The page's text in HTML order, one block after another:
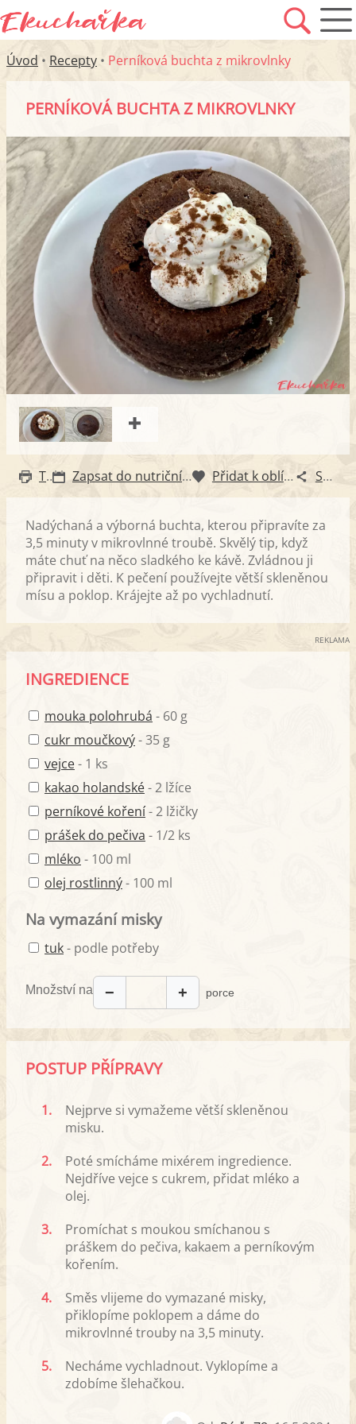
Úvod • Recepty • Perníková buchta z mikrovlnky
PERNÍKOVÁ BUCHTA Z MIKROVLNKY
Tisk Zapsat do nutričního diáře Přidat k oblíbeným Sdílet
Nadýchaná a výborná buchta, kterou připravíte za
3,5 minuty v mikrovlnné troubě. Skvělý tip, když
máte chuť na něco sladkého ke kávě. Zvládnou ji
připravit i děti. K pečení používejte větší skleněnou
mísu a poklop. Krájejte až po vychladnutí.
REKLAMA
INGREDIENCE
mouka polohrubá - 60 g
cukr moučkový- 35 g
vejce- 1 ks
kakao holandské- 2 lžíce
perníkové koření- 2 lžičky
prášek do pečiva - 1/2 ks
mléko - 100 ml
olej rostlinný- 100 ml
Na vymazání misky
tuk- podle potřeby
Množství na − + porce
POSTUP PŘÍPRAVY
1.
Nejprve si vymažeme větší skleněnou
misku.
2.
Poté smícháme mixérem ingredience.
Nejdříve vejce s cukrem, přidat mléko a
olej.
3.
Promíchat s moukou smíchanou s
práškem do pečiva, kakaem a perníkovým
kořením.
4.
Směs vlijeme do vymazané misky,
přiklopíme poklopem a dáme do
mikrovlnné trouby na 3,5 minuty.
5.
Necháme vychladnout. Vyklopíme a
zdobíme šlehačkou.